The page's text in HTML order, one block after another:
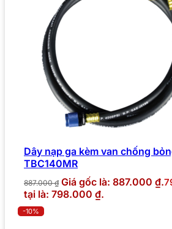
Dây nạp ga kèm van chống
TBC140MR
887.000₫ Giá gốc là: 887.000 ₫.
tại là: 798.000 ₫.
-10%